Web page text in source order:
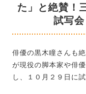
た」と絶賛！
試写会
俳優の黒木瞳さんも
が現役の脚本家や俳
し、１０月２９日に